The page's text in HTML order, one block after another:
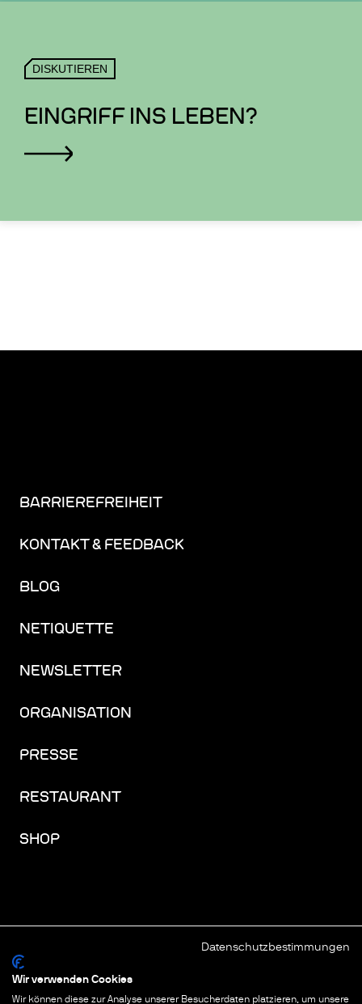
Datenschutzbestimmungen
Wir verwenden Cookies
Wir können diese zur Analyse unserer Besucherdaten platzieren, um unsere
DISKUTIEREN
EINGRIFF INS LEBEN?
BARRIEREFREIHEIT
KONTAKT & FEEDBACK
BLOG
NETIQUETTE
NEWSLETTER
ORGANISATION
PRESSE
RESTAURANT
SHOP
LINKEDINTHREADS